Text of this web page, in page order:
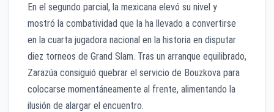
En el segundo parcial, la mexicana elevó su nivel y
mostró la combatividad que la ha llevado a convertirse
en la cuarta jugadora nacional en la historia en disputar
diez torneos de Grand Slam. Tras un arranque equilibrado,
Zarazúa consiguió quebrar el servicio de Bouzkova para
colocarse momentáneamente al frente, alimentando la
ilusión de alargar el encuentro.